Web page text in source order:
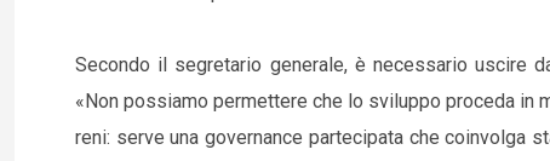
Secondo il segretario generale, è necessario uscire
«Non possiamo permettere che lo sviluppo proceda in
reni: serve una governance partecipata che coinvolga